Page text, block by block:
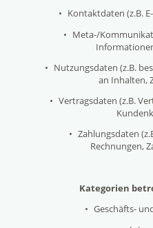
• Kontaktdaten (z.B.
• Meta-/
• Nutzungsdaten (z.B.
an Inhalten,
• Vertragsdaten (z.B.
• Zahlungsdaten
Rechnungen,
Kategorien
• Geschäfts-